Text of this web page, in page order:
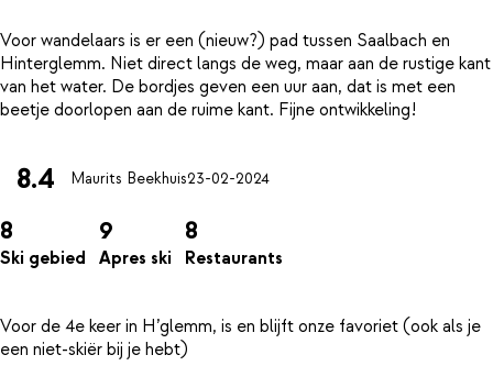
Voor wandelaars is er een (nieuw?) pad tussen Saalbach en
Hinterglemm. Niet direct langs de weg, maar aan de rustige kant
van het water. De bordjes geven een uur aan, dat is met een
8.4 Maurits Beekhuis23-02-2024
8
Ski gebied
9
Apres ski
8
Restaurants
Voor de 4e keer in H’glemm, is en blijft onze favoriet (ook als je